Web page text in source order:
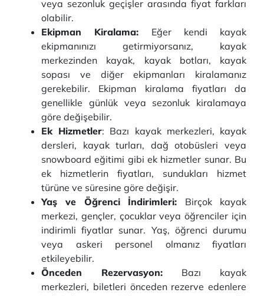
veya sezonluk geçişler arasında fiyat farkları
olabilir.
Ekipman Kiralama: Eğer kendi kayak
ekipmanınızı getirmiyorsanız, kayak
merkezinden kayak, kayak botları, kayak
sopası ve diğer ekipmanları kiralamanız
gerekebilir. Ekipman kiralama fiyatları da
genellikle günlük veya sezonluk kiralamaya
göre değişebilir.
Ek Hizmetler: Bazı kayak merkezleri, kayak
dersleri, kayak turları, dağ otobüsleri veya
snowboard eğitimi gibi ek hizmetler sunar. Bu
ek hizmetlerin fiyatları, sundukları hizmet
türüne ve süresine göre değişir.
Yaş ve Öğrenci İndirimleri: Birçok kayak
merkezi, gençler, çocuklar veya öğrenciler için
indirimli fiyatlar sunar. Yaş, öğrenci durumu
veya askeri personel olmanız fiyatları
etkileyebilir.
Önceden Rezervasyon: Bazı kayak
merkezleri, biletleri önceden rezerve edenlere